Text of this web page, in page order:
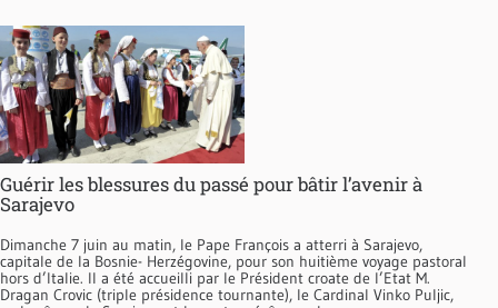
Guérir les blessures du passé pour bâtir l’avenir à
Sarajevo
Dimanche 7 juin au matin, le Pape François a atterri à Sarajevo,
capitale de la Bosnie- Herzégovine, pour son huitième voyage pastoral
hors d’Italie. Il a été accueilli par le Président croate de l’Etat M.
Dragan Crovic (triple présidence tournante), le Cardinal Vinko Puljic,